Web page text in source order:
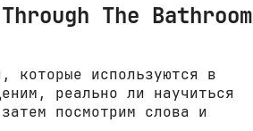
The Bathroom
которые используются в
реально ли научиться
посмотрим слова и